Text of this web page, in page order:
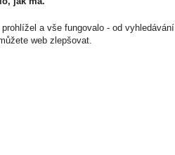
o výrobcích pravidelně
informace. To však nemá
podávány pouze pro osobní
souhlasu DonPealo ani bez
a vše fungovalo - od
web zlepšovat.